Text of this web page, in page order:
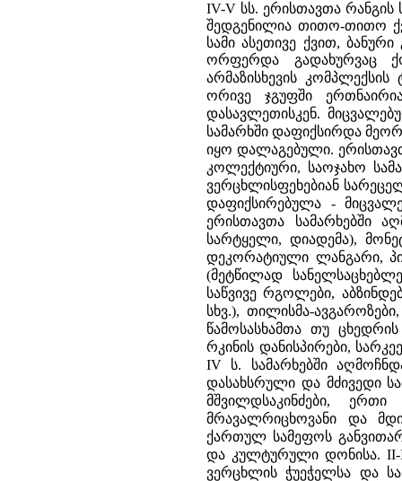
IV-V სს. ერისთავთა
შედგენილია თითო-თითო
სამი ასეთივე ქვით,
ორფერდა გადახურვაც
არმაზისხევის
ორივე ჯგუფში
დასავლეთისკენ.
სამარხში დაფიქსირდა
იყო დალაგებული.
კოლექტიური, საოჯახო
ვერცხლისფეხებიან
დაფიქსირებულა -
ერისთავთა სამარხებში
სარტყელი, დიადემა),
დეკორატიული ლანგარი,
(მეტწილად
საწვივე რგოლები,
სხვ.), თილისმა-
წამოსასხამთა თუ
რკინის დანისპირები,
IV ს. სამარხებში
დასახსრული და მძივედი
მშვილდსაკინძები,
მრავალრიცხოვანი და
ქართულ სამეფოს
და კულტურული დონისა. II-
ვერცხლის ჭუეჭელსა და